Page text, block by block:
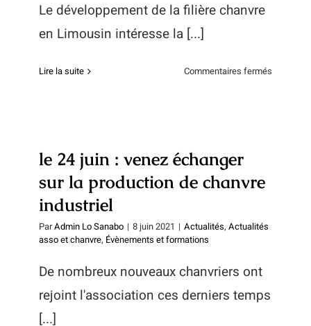
Le développement de la filière chanvre
en Limousin intéresse la [...]
Lire la suite Commentaires fermés
le 24 juin : venez échanger
sur la production de chanvre
industriel
ParAdmin Lo Sanabo | 8 juin 2021 | Actualités, Actualités
asso et chanvre, Évènements et formations
De nombreux nouveaux chanvriers ont
rejoint l'association ces derniers temps
[...]